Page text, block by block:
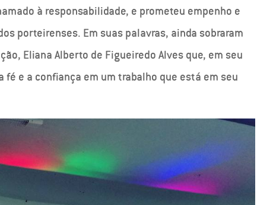
à responsabilidade, e prometeu empenho e
porteirenses. Em suas palavras, ainda sobraram
Eliana Alberto de Figueiredo Alves que, em seu
e a confiança em um trabalho que está em seu